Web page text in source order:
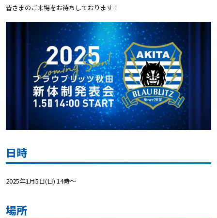
皆さまのご来場をお待ちしております！
日時
2025年1月5日(日) 14時〜
場所